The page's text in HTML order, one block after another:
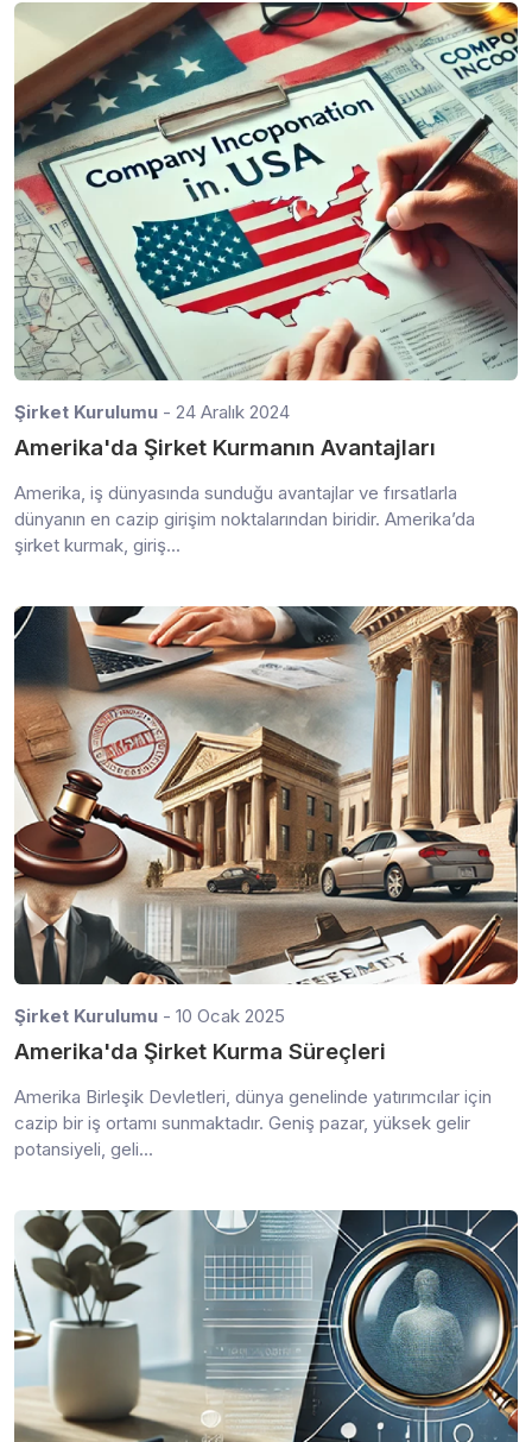
Şirket Kurulumu - 24 Aralık 2024
Amerika'da Şirket Kurmanın Avantajları
Amerika, iş dünyasında sunduğu avantajlar ve fırsatlarla
dünyanın en cazip girişim noktalarından biridir. Amerika’da
şirket kurmak, giriş...
Şirket Kurulumu - 10 Ocak 2025
Amerika'da Şirket Kurma Süreçleri
Amerika Birleşik Devletleri, dünya genelinde yatırımcılar için
cazip bir iş ortamı sunmaktadır. Geniş pazar, yüksek gelir
potansiyeli, geli...